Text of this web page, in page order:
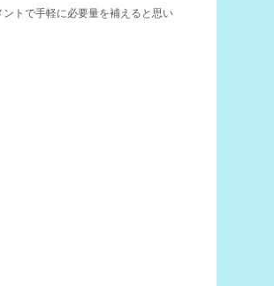
トで手軽に必要量を補えると思い